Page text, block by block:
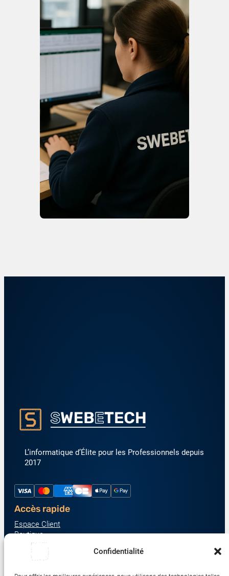
Confidentialité
L’informatique d’Élite pour les Professionnels depuis
2017
Accès rapide
Espace Client
Boutique
À propos
Nous contacter